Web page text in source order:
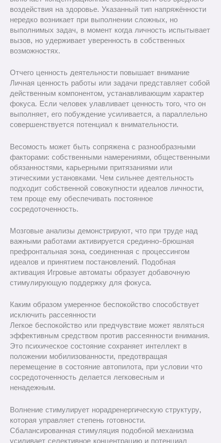
воздействия на здоровье. Указанный тип напряжённости
нередко возникает при выполнении сложных, но
выполнимых задач, в момент когда личность испытывает
вызов, но удерживает уверенность в собственных
возможностях.
Отчего ценность деятельности повышает внимание
Личная ценность работы или задачи представляет собой
действенным компонентом, устанавливающим характер
фокуса. Если человек улавливает ценность того, что он
выполняет, его побуждение усиливается, а параллельно
совершенствуется потенциал к внимательности.
Весомость может быть сопряжена с разнообразными
факторами: собственными намерениями, общественными
обязанностями, карьерными притязаниями или
этическими установками. Чем сильнее деятельность
подходит собственной совокупности идеалов личности,
тем проще ему обеспечивать постоянное
сосредоточенность.
Мозговые анализы демонстрируют, что при труде над
важными работами активируется срединно-брюшная
префронтальная зона, соединенная с процессингом
идеалов и принятием постановлений. Подобная
активация Игровые автоматы образует добавочную
стимулирующую поддержку для фокуса.
Каким образом умеренное беспокойство способствует
исключить рассеянности
Легкое беспокойство или предчувствие может являться
эффективным средством против рассеянности внимания.
Это психическое состояние сохраняет интеллект в
положении мобилизованности, предотвращая
перемещение в состояние автопилота, при условии что
сосредоточенность делается легковесным и
ненадежным.
Волнение стимулирует норадренергическую структуру,
которая управляет степень готовности.
Сбалансированная стимуляция подобной механизма
усиливает селективное концентрацию и потенциал